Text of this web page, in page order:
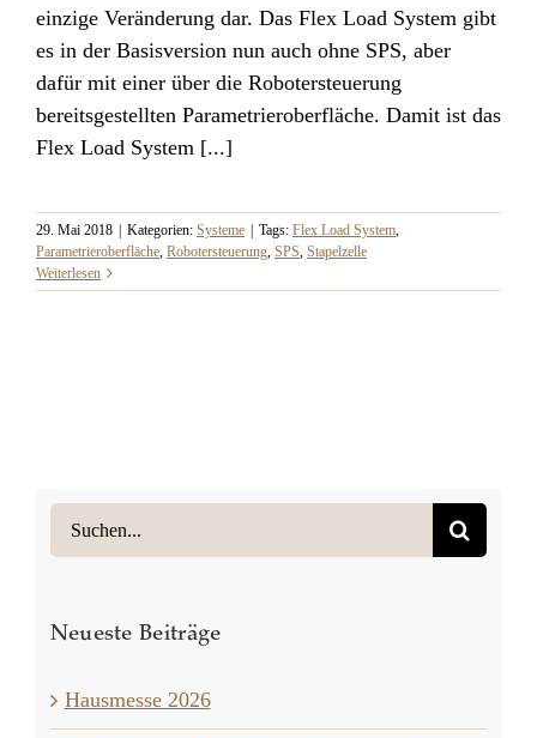
einzige Veränderung dar. Das Flex Load System gibt
es in der Basisversion nun auch ohne SPS, aber
dafür mit einer über die Robotersteuerung
bereitsgestellten Parametrieroberfläche. Damit ist das
Flex Load System [...]
29. Mai 2018 Kategorien: Systeme Tags: Flex Load System,
Parametrieroberfläche, Robotersteuerung, SPS, Stapelzelle
Weiterlesen
Suche
nach:
Neueste Beiträge
Hausmesse 2026